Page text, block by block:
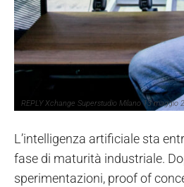
REPLY Xchange Superstudio Milano 13
L’intelligenza artificiale sta
fase di maturità industriale.
sperimentazioni, proof of